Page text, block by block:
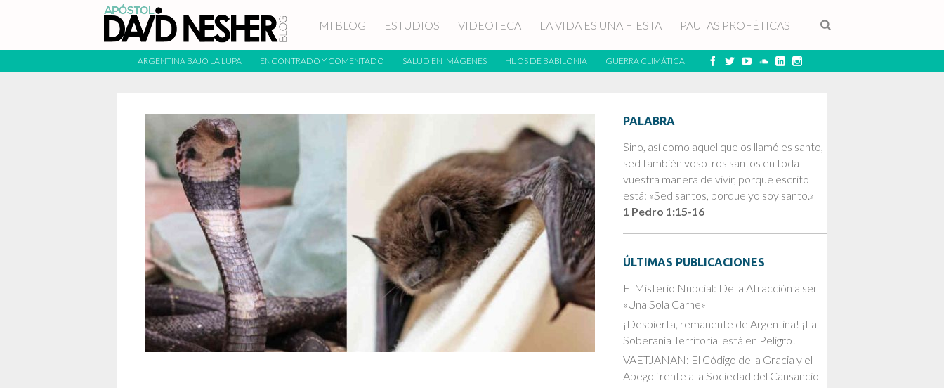
MI BLOG ESTUDIOS VIDEOTECA LA VIDA ES UNA FIESTA PAUTAS PROFÉTICAS
ARGENTINA BAJO LA LUPA ENCONTRADO Y COMENTADO SALUD EN IMÁGENES HIJOS DE BABILONIA GUERRA CLIMÁTICA
PALABRA
Sino, así como aquel que os llamó es santo,
sed también vosotros santos en toda
vuestra manera de vivir, porque escrito
está: «Sed santos, porque yo soy santo.»
1 Pedro 1:15-16
ÚLTIMAS PUBLICACIONES
El Misterio Nupcial: De la Atracción a ser
«Una Sola Carne»
¡Despierta, remanente de Argentina! ¡La
Soberanía Territorial está en Peligro!
VAETJANAN: El Código de la Gracia y el
Apego frente a la Sociedad del Cansancio